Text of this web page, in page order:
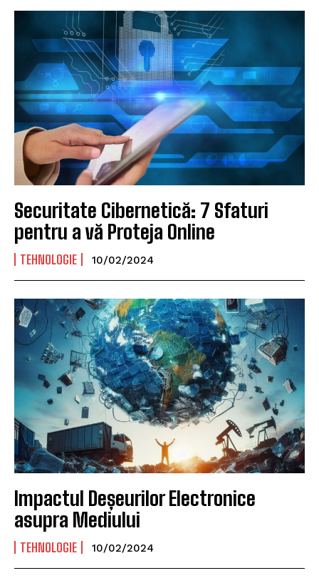
I WANT IN
I've read and accept thePrivacy Policy.
Securitate Cibernetică: 7 Sfaturi
pentru a vă Proteja Online
TEHNOLOGIE 10/02/2024
Impactul Deșeurilor Electronice
asupra Mediului
TEHNOLOGIE 10/02/2024